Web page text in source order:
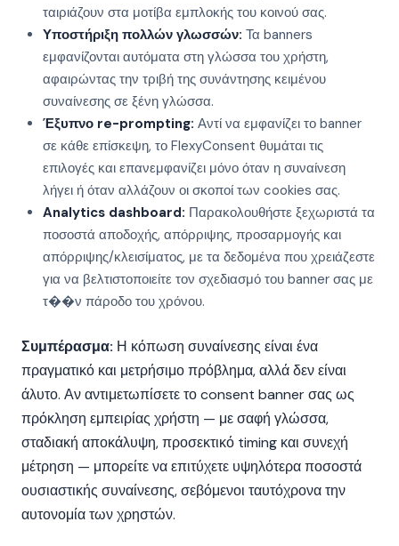
ταιριάζουν στα μοτίβα εμπλοκής του κοινού σας.
Υποστήριξη πολλών γλωσσών: Τα banners
εμφανίζονται αυτόματα στη γλώσσα του χρήστη,
αφαιρώντας την τριβή της συνάντησης κειμένου
συναίνεσης σε ξένη γλώσσα.
Έξυπνο re-prompting: Αντί να εμφανίζει το banner
σε κάθε επίσκεψη, το FlexyConsent θυμάται τις
επιλογές και επανεμφανίζει μόνο όταν η συναίνεση
λήγει ή όταν αλλάζουν οι σκοποί των cookies σας.
Analytics dashboard: Παρακολουθήστε ξεχωριστά τα
ποσοστά αποδοχής, απόρριψης, προσαρμογής και
απόρριψης/κλεισίματος, με τα δεδομένα που χρειάζεστε
για να βελτιστοποιείτε τον σχεδιασμό του banner σας με
τ��ν πάροδο του χρόνου.
Συμπέρασμα: Η κόπωση συναίνεσης είναι ένα
πραγματικό και μετρήσιμο πρόβλημα, αλλά δεν είναι
άλυτο. Αν αντιμετωπίσετε το consent banner σας ως
πρόκληση εμπειρίας χρήστη — με σαφή γλώσσα,
σταδιακή αποκάλυψη, προσεκτικό timing και συνεχή
μέτρηση — μπορείτε να επιτύχετε υψηλότερα ποσοστά
ουσιαστικής συναίνεσης, σεβόμενοι ταυτόχρονα την
αυτονομία των χρηστών.